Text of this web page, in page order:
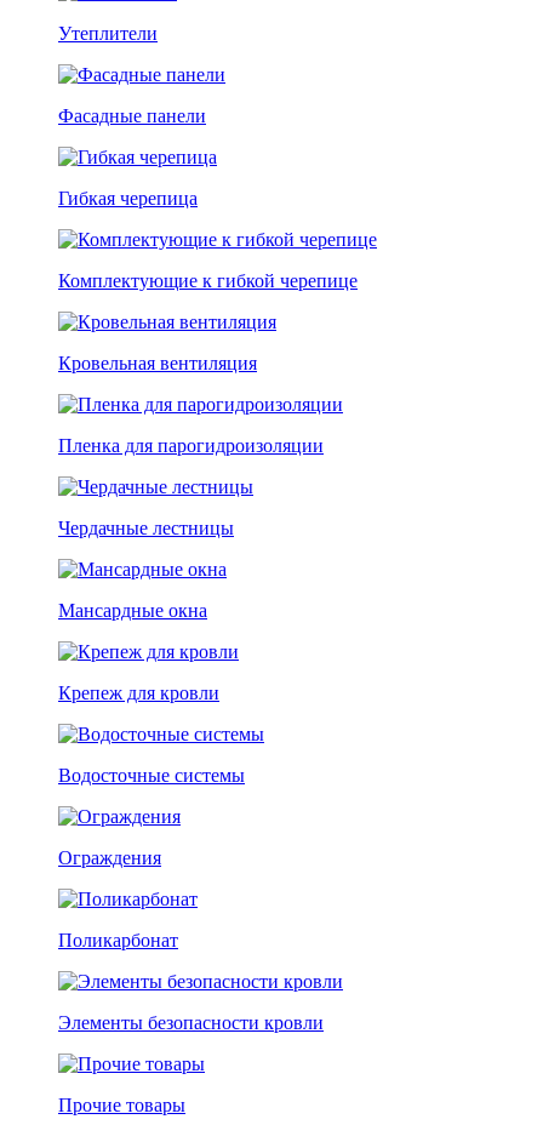
Утеплители
Фасадные панели
Гибкая черепица
Комплектующие к гибкой черепице
Кровельная вентиляция
Пленка для парогидроизоляции
Чердачные лестницы
Мансардные окна
Крепеж для кровли
Водосточные системы
Ограждения
Поликарбонат
Элементы безопасности кровли
Прочие товары